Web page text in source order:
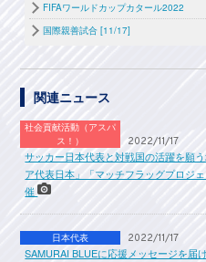
FIFAワールドカップカタール2022
国際親善試合 [11/17]
関連ニュース
社会貢献活動（アスパ
ス！）
2022/11/17
サッカー日本代表と対戦国の活躍を願
ア代表日本」「マッチフラッグプロジ
催
日本代表 2022/11/17
SAMURAI BLUEに応援メッセージを届